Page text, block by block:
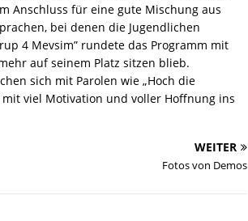
Anschluss für eine gute Mischung aus
bei denen die Jugendlichen
4 Mevsim” rundete das Programm mit
auf seinem Platz sitzen blieb.
sich mit Parolen wie „Hoch die
viel Motivation und voller Hoffnung ins
WEITER
Fotos von Demos